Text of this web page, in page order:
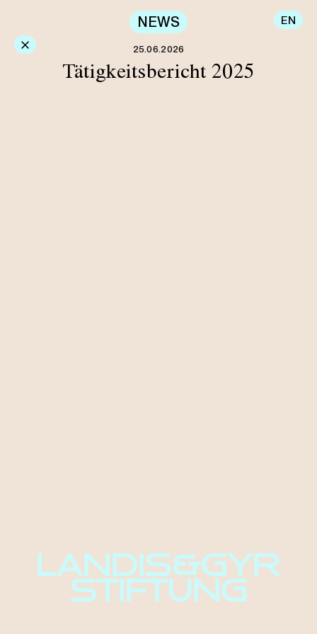
NEWS EN
LANDIS&GYR
STIFTUNG
× 25.06.2026
Tätigkeitsbericht 2025